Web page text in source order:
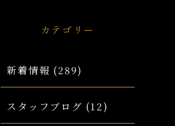
カテゴリー
新着情報 (289)
スタッフブログ (12)